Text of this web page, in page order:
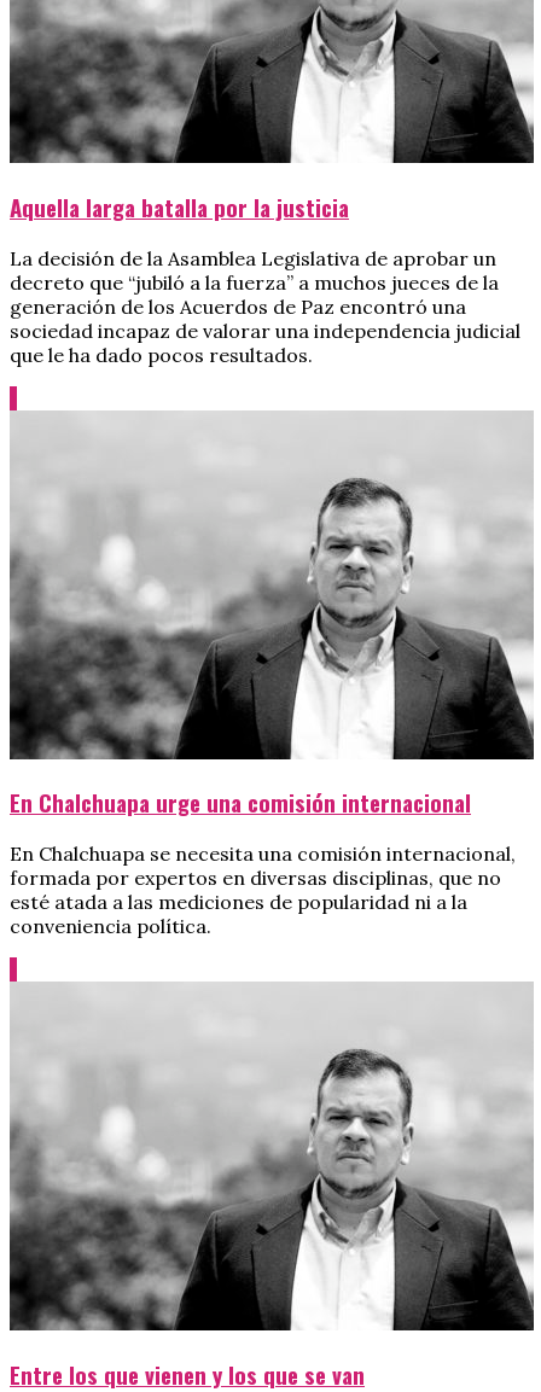
Aquella larga batalla por la justicia
La decisión de la Asamblea Legislativa de aprobar un
decreto que “jubiló a la fuerza” a muchos jueces de la
generación de los Acuerdos de Paz encontró una
sociedad incapaz de valorar una independencia judicial
que le ha dado pocos resultados.
En Chalchuapa urge una comisión internacional
En Chalchuapa se necesita una comisión internacional,
formada por expertos en diversas disciplinas, que no
esté atada a las mediciones de popularidad ni a la
conveniencia política.
Entre los que vienen y los que se van